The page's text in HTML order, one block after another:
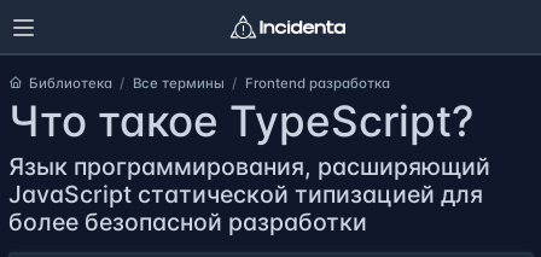
Библиотека Все термины Frontend разработка
Что такое TypeScript?
Язык программирования, расширяющий
JavaScript статической типизацией для
более безопасной разработки